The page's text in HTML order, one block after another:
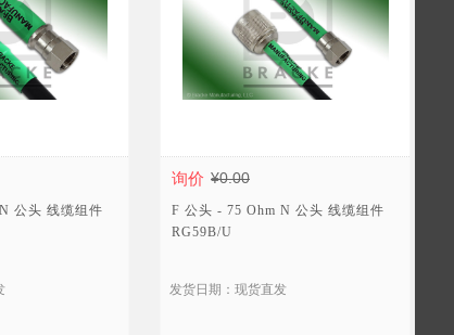
公头 线缆组件
询价 ¥0.00
F 公头 - 75 Ohm N 公头 线缆组件
RG59B/U
发货日期：现货直发